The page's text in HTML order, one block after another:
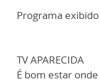
Programa
TV APARECIDA
É bom estar